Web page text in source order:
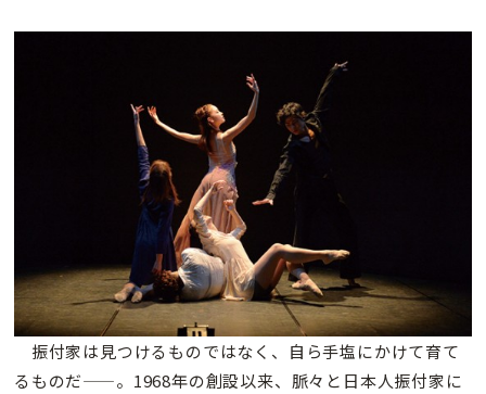
振付家は見つけるものではなく、自ら手塩にかけて育て
るものだ——。1968年の創設以来、脈々と日本人振付家に